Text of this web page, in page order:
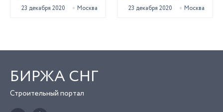
23 декабря 2020 Москва 23 декабря 2020 Москва
БИРЖА СНГ
Строительный портал